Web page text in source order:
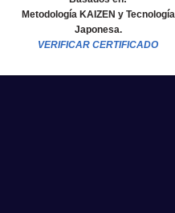
Metodología KAIZEN y Tecnología
Japonesa.
VERIFICAR CERTIFICADO